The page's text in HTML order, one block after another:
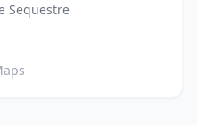
Sequestre